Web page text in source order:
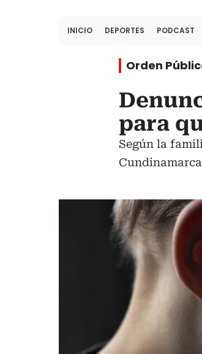
INICIO DEPORTES PODCAST
Orden
para
Según la